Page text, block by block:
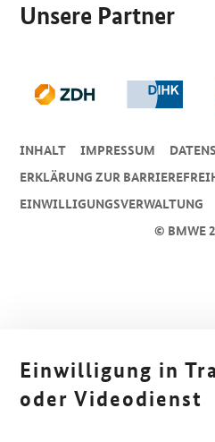
Unsere Partner
© BMWE
INHALT IMPRESSUM
ERKLÄRUNG ZUR
EINWILLIGUNGSVERWALTUNG
Einwilligung in
oder Videodienst